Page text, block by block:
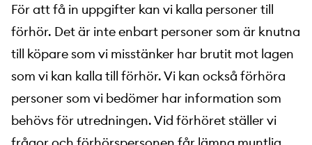
För att få in uppgifter kan vi kalla personer till
förhör. Det är inte enbart personer som är knutna
till köpare som vi misstänker har brutit mot lagen
som vi kan kalla till förhör. Vi kan också förhöra
personer som vi bedömer har information som
behövs för utredningen. Vid förhöret ställer vi